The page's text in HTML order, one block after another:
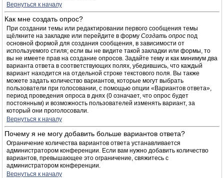
Вернуться к началу
Как мне создать опрос?
При создании темы или редактировании первого сообщения темы
щёлкните на закладке или перейдите в форму Создать опрос под
основной формой для создания сообщения, в зависимости от
используемого стиля; если вы не видите такой закладки или формы, то
вы не имеете прав на создание опросов. Задайте тему и как минимум два
варианта ответа в соответствующих полях, убедившись, что каждый
вариант находится на отдельной строке текстового поля. Вы также
можете задать количество вариантов, которые могут выбрать
пользователи при голосовании, с помощью опции «Вариантов ответа»,
период проведения опроса в днях (0 означает, что опрос будет
постоянным) и возможность пользователей изменять вариант, за
который они проголосовали.
Вернуться к началу
Почему я не могу добавить больше вариантов ответа?
Ограничение количества вариантов ответа устанавливается
администратором конференции. Если вам нужно добавить количество
вариантов, превышающее это ограничение, свяжитесь с
администратором конференции.
Вернуться к началу